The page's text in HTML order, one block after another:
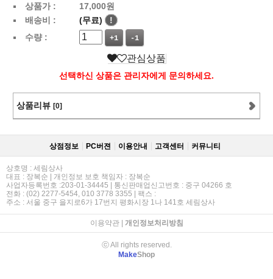
상품가 : 17,000원
배송비 :
(무료)
!
수량 :
+1 -1
관심상품
선택하신 상품은 관리자에게 문의하세요.
상품리뷰 [0]
상점정보 PC버젼 이용안내 고객센터 커뮤니티
상호명 : 세림상사
대표 : 장복순 | 개인정보 보호 책임자 : 장복순
사업자등록번호 :203-01-34445 | 통신판매업신고번호 : 중구 04266 호
전화 : (02) 2277-5454, 010 3778 3355 | 팩스 :
주소 : 서울 중구 을지로6가 17번지 평화시장 1나 141호 세림상사
이용약관| 개인정보처리방침
ⓒ All rights reserved.
MakeShop